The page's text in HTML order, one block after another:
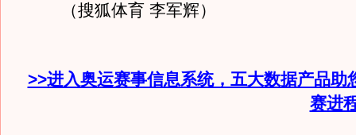
（搜狐体育 李军辉）
>>进入奥运赛事信息系统，五大数据产品助
赛进